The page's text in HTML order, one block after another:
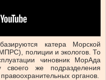
катера Морской
полиции и экологов. То
чиновник МорАда
своего же подразделения
органов.